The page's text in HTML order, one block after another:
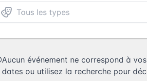
Aucun événement ne correspond à
dates ou utilisez la recherche pour